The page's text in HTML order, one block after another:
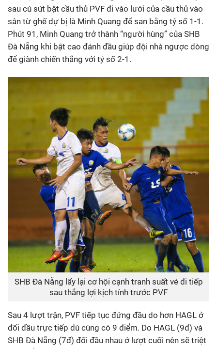
sau cú sút bật cầu thủ PVF đi vào lưới của cầu thủ vào
sân từ ghế dự bị là Minh Quang để san bằng tỷ số 1-1.
Phút 91, Minh Quang trở thành “người hùng” của SHB
Đà Nẵng khi bật cao đánh đầu giúp đội nhà ngược dòng
để giành chiến thắng với tỷ số 2-1.
SHB Đà Nẵng lấy lại cơ hội cạnh tranh suất vé đi tiếp
sau thắng lợi kịch tính trước PVF
Sau 4 lượt trận, PVF tiếp tục đứng đầu do hơn HAGL ở
đối đầu trực tiếp dù cùng có 9 điểm. Do HAGL (9đ) và
SHB Đà Nẵng (7đ) đối đầu nhau ở lượt cuối nên sẽ triệt